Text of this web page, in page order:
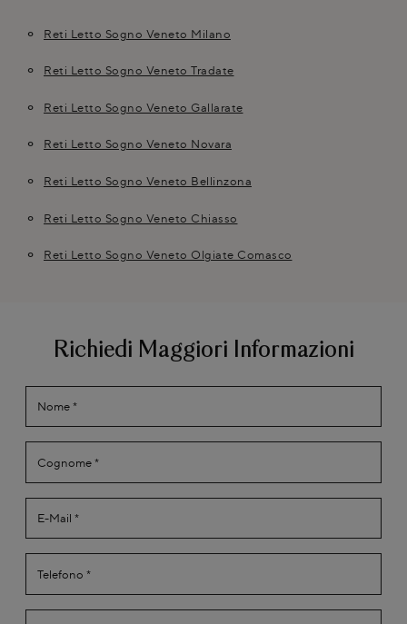
Reti Letto Sogno Veneto Milano
Reti Letto Sogno Veneto Tradate
Reti Letto Sogno Veneto Gallarate
Reti Letto Sogno Veneto Novara
Reti Letto Sogno Veneto Bellinzona
Reti Letto Sogno Veneto Chiasso
Reti Letto Sogno Veneto Olgiate Comasco
Richiedi Maggiori Informazioni